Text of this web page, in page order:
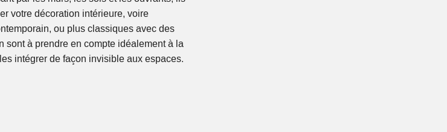
votre décoration intérieure, voire
ou plus classiques avec des
à prendre en compte idéalement à la
intégrer de façon invisible aux espaces.